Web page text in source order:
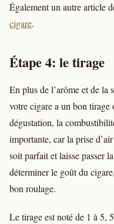
Également un autre article
cigare.
Étape 4: le tirage
En plus de l’arôme et de la
votre cigare a un bon tirage
dégustation, la
importante, car la prise
soit parfait et laisse passer
déterminer le goût du
bon roulage.
Le tirage est noté de 1 à 5,